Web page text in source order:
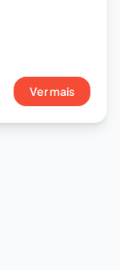
Ver mais